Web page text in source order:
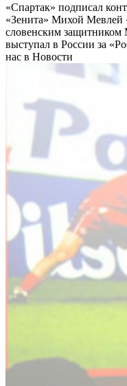
«Спартак» подписал
«Зенита» Михой Мевлей
словенским
выступал в России за
нас в Новости